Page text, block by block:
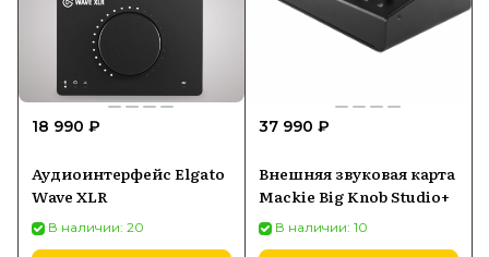
18 990 ₽
Аудиоинтерфейс Elgato
Wave XLR
В наличии: 20
37 990 ₽
Внешняя звуковая карта
Mackie Big Knob Studio+
В наличии: 10